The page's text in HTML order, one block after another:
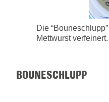
Die
Mettwurst verfeinert.
BOUNESCHLUPP